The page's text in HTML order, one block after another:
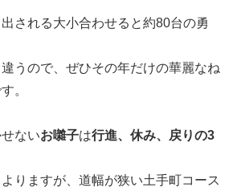
される大小合わせると約80台の勇
うので、ぜひその年だけの華麗なね
。
ないお囃子は行進、休み、戻りの3
りますが、道幅が狭い土手町コース